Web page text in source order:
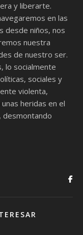
y liberarte.
en las
desde niños, nos
nuestra
de nuestro ser.
lo socialmente
sociales y
violenta,
heridas en el
desmontando